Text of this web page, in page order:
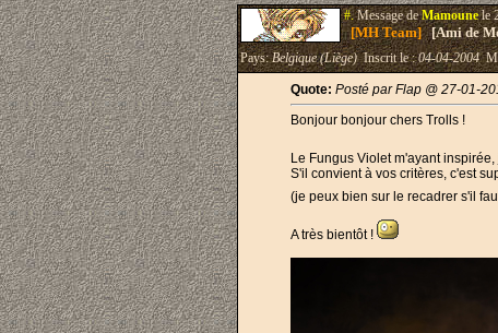
#.Message deMamounele
[MH Team][Ami de
Pays:Belgique (Liège)Inscrit le :04-04-2004
Quote: Posté par Flap @ 27-01-
Bonjour bonjour chers Trolls !
Le Fungus Violet m'ayant
S'il convient à vos critères, c'est
(je peux bien sur le recadrer s'il
A très bientôt !